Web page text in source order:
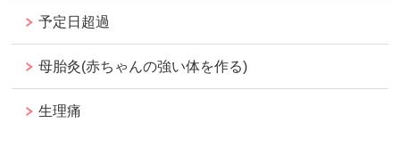
予定日超過
母胎灸(赤ちゃんの強い体を作る)
生理痛